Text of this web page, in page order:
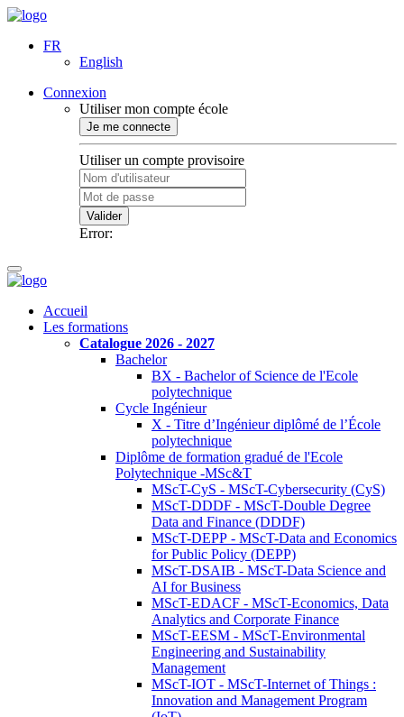
FR
English
Connexion
Utiliser mon compte école
Je me connecte
Utiliser un compte provisoire
Valider
Error:
Accueil
Les formations
Catalogue 2026 - 2027
Bachelor
BX - Bachelor of Science de l'Ecole
polytechnique
Cycle Ingénieur
X - Titre d’Ingénieur diplômé de l’École
polytechnique
Diplôme de formation gradué de l'Ecole
Polytechnique -MSc&T
MScT-CyS - MScT-Cybersecurity (CyS)
MScT-DDDF - MScT-Double Degree
Data and Finance (DDDF)
MScT-DEPP - MScT-Data and Economics
for Public Policy (DEPP)
MScT-DSAIB - MScT-Data Science and
AI for Business
MScT-EDACF - MScT-Economics, Data
Analytics and Corporate Finance
MScT-EESM - MScT-Environmental
Engineering and Sustainability
Management
MScT-IOT - MScT-Internet of Things :
Innovation and Management Program